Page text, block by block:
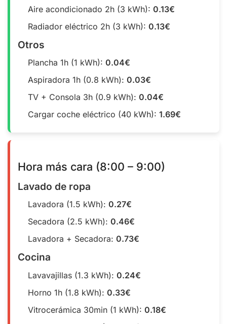
Aire acondicionado 2h (3 kWh): 0.13€
Radiador eléctrico 2h (3 kWh): 0.13€
Otros
Plancha 1h (1 kWh): 0.04€
Aspiradora 1h (0.8 kWh): 0.03€
TV + Consola 3h (0.9 kWh): 0.04€
Cargar coche eléctrico (40 kWh): 1.69€
Hora más cara (8:00 – 9:00)
Lavado de ropa
Lavadora (1.5 kWh): 0.27€
Secadora (2.5 kWh): 0.46€
Lavadora + Secadora: 0.73€
Cocina
Lavavajillas (1.3 kWh): 0.24€
Horno 1h (1.8 kWh): 0.33€
Vitrocerámica 30min (1 kWh): 0.18€